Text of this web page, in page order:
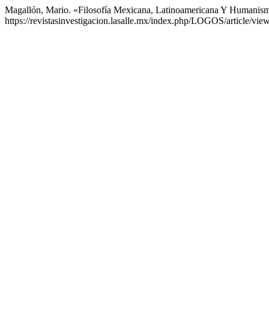
Magallón, Mario. «Filosofía Mexicana, Latinoamericana Y
https://revistasinvestigacion.lasalle.mx/index.php/LOGOS/article/